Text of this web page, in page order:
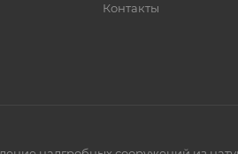
Контакты